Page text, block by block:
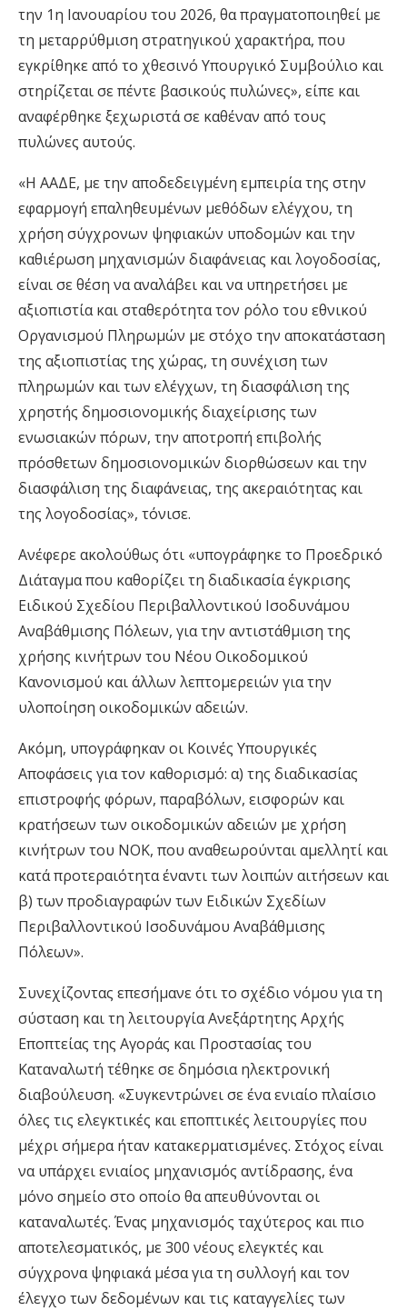
την 1η Ιανουαρίου του 2026, θα πραγματοποιηθεί με
τη μεταρρύθμιση στρατηγικού χαρακτήρα, που
εγκρίθηκε από το χθεσινό Υπουργικό Συμβούλιο και
στηρίζεται σε πέντε βασικούς πυλώνες», είπε και
αναφέρθηκε ξεχωριστά σε καθέναν από τους
πυλώνες αυτούς.
«Η ΑΑΔΕ, με την αποδεδειγμένη εμπειρία της στην
εφαρμογή επαληθευμένων μεθόδων ελέγχου, τη
χρήση σύγχρονων ψηφιακών υποδομών και την
καθιέρωση μηχανισμών διαφάνειας και λογοδοσίας,
είναι σε θέση να αναλάβει και να υπηρετήσει με
αξιοπιστία και σταθερότητα τον ρόλο του εθνικού
Οργανισμού Πληρωμών με στόχο την αποκατάσταση
της αξιοπιστίας της χώρας, τη συνέχιση των
πληρωμών και των ελέγχων, τη διασφάλιση της
χρηστής δημοσιονομικής διαχείρισης των
ενωσιακών πόρων, την αποτροπή επιβολής
πρόσθετων δημοσιονομικών διορθώσεων και την
διασφάλιση της διαφάνειας, της ακεραιότητας και
της λογοδοσίας», τόνισε.
Ανέφερε ακολούθως ότι «υπογράφηκε το Προεδρικό
Διάταγμα που καθορίζει τη διαδικασία έγκρισης
Ειδικού Σχεδίου Περιβαλλοντικού Ισοδυνάμου
Αναβάθμισης Πόλεων, για την αντιστάθμιση της
χρήσης κινήτρων του Νέου Οικοδομικού
Κανονισμού και άλλων λεπτομερειών για την
υλοποίηση οικοδομικών αδειών.
Ακόμη, υπογράφηκαν οι Κοινές Υπουργικές
Αποφάσεις για τον καθορισμό: α) της διαδικασίας
επιστροφής φόρων, παραβόλων, εισφορών και
κρατήσεων των οικοδομικών αδειών με χρήση
κινήτρων του ΝΟΚ, που αναθεωρούνται αμελλητί και
κατά προτεραιότητα έναντι των λοιπών αιτήσεων και
β) των προδιαγραφών των Ειδικών Σχεδίων
Περιβαλλοντικού Ισοδυνάμου Αναβάθμισης
Πόλεων».
Συνεχίζοντας επεσήμανε ότι το σχέδιο νόμου για τη
σύσταση και τη λειτουργία Ανεξάρτητης Αρχής
Εποπτείας της Αγοράς και Προστασίας του
Καταναλωτή τέθηκε σε δημόσια ηλεκτρονική
διαβούλευση. «Συγκεντρώνει σε ένα ενιαίο πλαίσιο
όλες τις ελεγκτικές και εποπτικές λειτουργίες που
μέχρι σήμερα ήταν κατακερματισμένες. Στόχος είναι
να υπάρχει ενιαίος μηχανισμός αντίδρασης, ένα
μόνο σημείο στο οποίο θα απευθύνονται οι
καταναλωτές. Ένας μηχανισμός ταχύτερος και πιο
αποτελεσματικός, με 300 νέους ελεγκτές και
σύγχρονα ψηφιακά μέσα για τη συλλογή και τον
έλεγχο των δεδομένων και τις καταγγελίες των